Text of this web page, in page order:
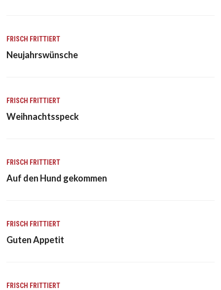
FRISCH FRITTIERT
Neujahrswünsche
FRISCH FRITTIERT
Weihnachtsspeck
FRISCH FRITTIERT
Auf den Hund gekommen
FRISCH FRITTIERT
Guten Appetit
FRISCH FRITTIERT